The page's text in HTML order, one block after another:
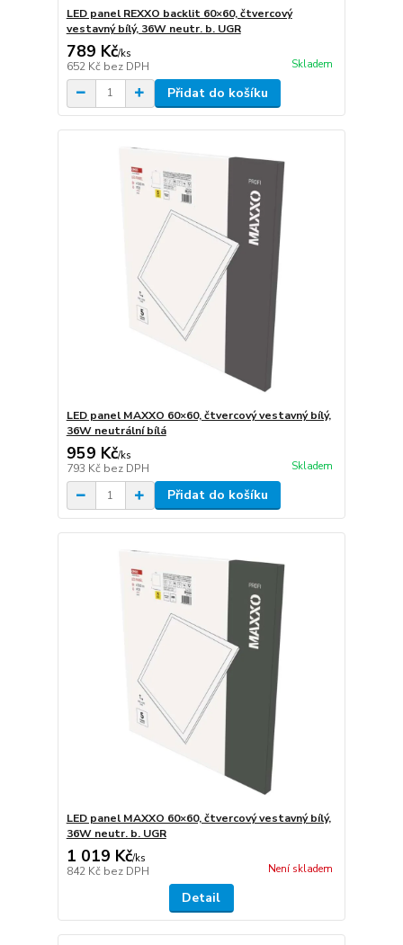
LED panel REXXO backlit 60×60, čtvercový
vestavný bílý, 36W neutr. b. UGR
789 Kč/ks
652 Kč bez DPH Skladem
Přidat do košíku
LED panel MAXXO 60×60, čtvercový vestavný bílý,
36W neutrální bílá
959 Kč/ks
793 Kč bez DPH Skladem
Přidat do košíku
LED panel MAXXO 60×60, čtvercový vestavný bílý,
36W neutr. b. UGR
1 019 Kč/ks
842 Kč bez DPH Není skladem
Detail